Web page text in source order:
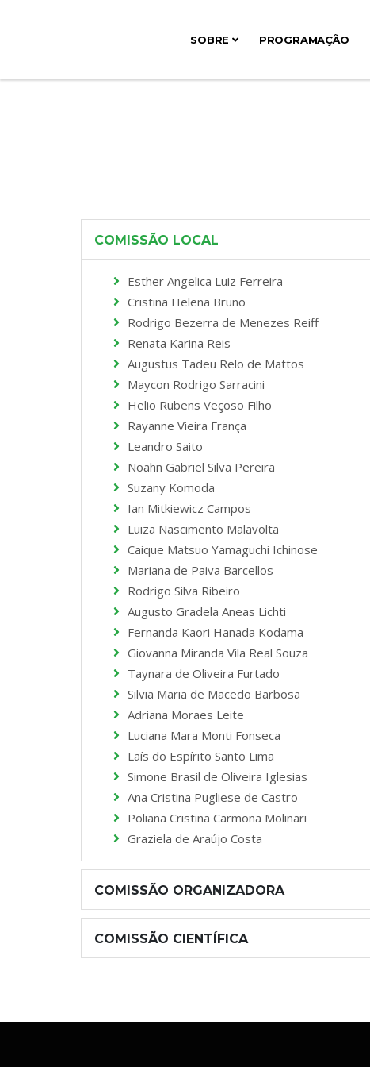
SOBRE PROGRAMAÇÃO
COMISSÃO LOCAL
Esther Angelica Luiz Ferreira
Cristina Helena Bruno
Rodrigo Bezerra de Menezes Reiff
Renata Karina Reis
Augustus Tadeu Relo de Mattos
Maycon Rodrigo Sarracini
Helio Rubens Veçoso Filho
Rayanne Vieira França
Leandro Saito
Noahn Gabriel Silva Pereira
Suzany Komoda
Ian Mitkiewicz Campos
Luiza Nascimento Malavolta
Caique Matsuo Yamaguchi Ichinose
Mariana de Paiva Barcellos
Rodrigo Silva Ribeiro
Augusto Gradela Aneas Lichti
Fernanda Kaori Hanada Kodama
Giovanna Miranda Vila Real Souza
Taynara de Oliveira Furtado
Silvia Maria de Macedo Barbosa
Adriana Moraes Leite
Luciana Mara Monti Fonseca
Laís do Espírito Santo Lima
Simone Brasil de Oliveira Iglesias
Ana Cristina Pugliese de Castro
Poliana Cristina Carmona Molinari
Graziela de Araújo Costa
COMISSÃO ORGANIZADORA
COMISSÃO CIENTÍFICA